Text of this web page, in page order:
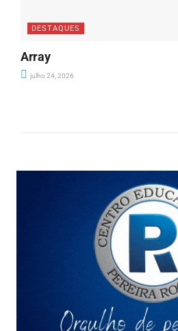
DESTAQUES
Array
julho 24, 2026